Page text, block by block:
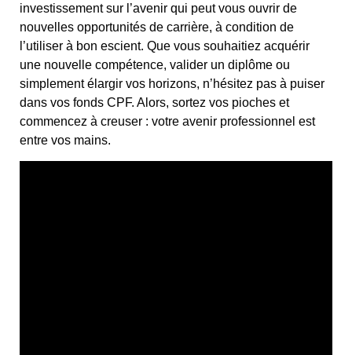
investissement sur l’avenir qui peut vous ouvrir de
nouvelles opportunités de carrière, à condition de
l’utiliser à bon escient. Que vous souhaitiez acquérir
une nouvelle compétence, valider un diplôme ou
simplement élargir vos horizons, n’hésitez pas à puiser
dans vos fonds CPF. Alors, sortez vos pioches et
commencez à creuser : votre avenir professionnel est
entre vos mains.